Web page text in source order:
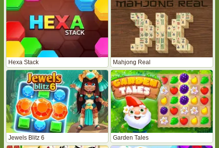
Hexa Stack Mahjong Real
Jewels Blitz 6 Garden Tales